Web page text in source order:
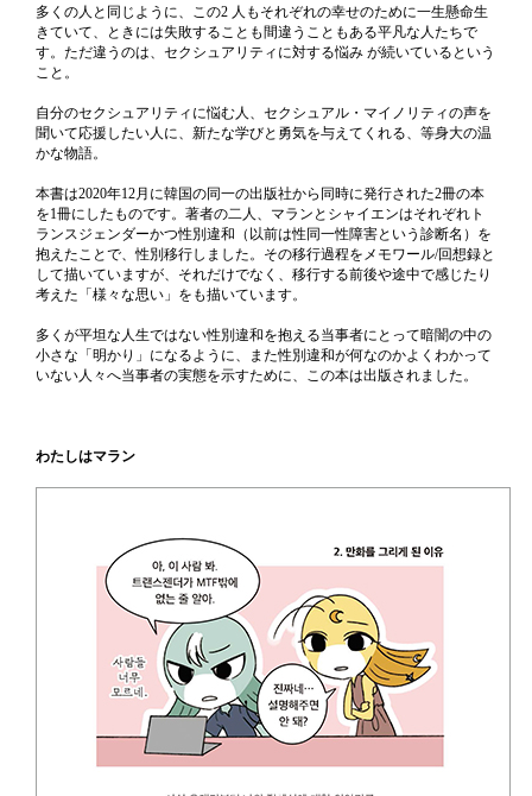
多くの人と同じように、この2 人もそれぞれの幸せのために一生懸命生
きていて、ときには失敗することも間違うこともある平凡な人たちで
す。ただ違うのは、セクシュアリティに対する悩み が続いているという
こと。
自分のセクシュアリティに悩む人、セクシュアル・マイノリティの声を
聞いて応援したい人に、新たな学びと勇気を与えてくれる、等身大の温
かな物語。
本書は2020年12月に韓国の同一の出版社から同時に発行された2冊の本
を1冊にしたものです。著者の二人、マランとシャイエンはそれぞれト
ランスジェンダーかつ性別違和（以前は性同一性障害という診断名）を
抱えたことで、性別移行しました。その移行過程をメモワール/回想録と
して描いていますが、それだけでなく、移行する前後や途中で感じたり
考えた「様々な思い」をも描いています。
多くが平坦な人生ではない性別違和を抱える当事者にとって暗闇の中の
小さな「明かり」になるように、また性別違和が何なのかよくわかって
いない人々へ当事者の実態を示すために、この本は出版されました。
わたしはマラン